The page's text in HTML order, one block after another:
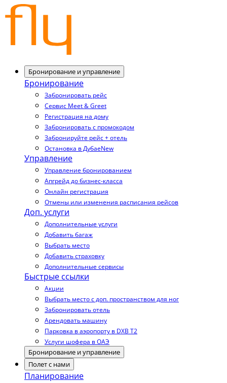
Бронирование и управление
Бронирование
Забронировать рейс
Сервис Meet & Greet
Регистрация на дому
Забронировать с промокодом
Забронируйте рейс + отель
Остановка в ДубаеNew
Управление
Управление бронированием
Апгрейд до бизнес-класса
Онлайн регистрация
Отмены или изменения расписания рейсов
Доп. услуги
Дополнительные услуги
Добавить багаж
Выбрать место
Добавить страховку
Дополнительные сервисы
Быстрые ссылки
Акции
Выбрать место с доп. пространством для ног
Забронировать отель
Арендовать машину
Парковка в аэропорту в DXB T2
Услуги шофера в ОАЭ
Бронирование и управление
Полет с нами
Планирование